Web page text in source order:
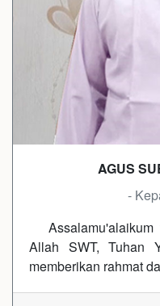
AGUS
-
Allah SWT, Tuhan
memberikan rahmat